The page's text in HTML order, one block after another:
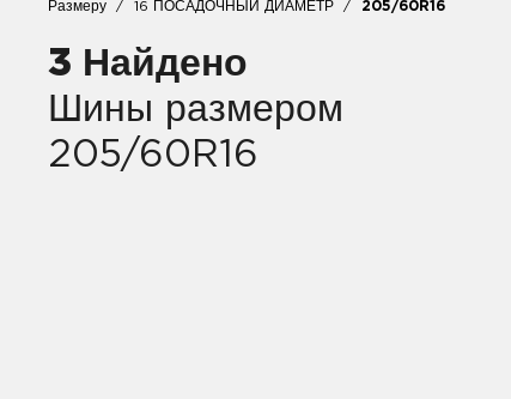
Размеру
/ 16 ПОСАДОЧНЫЙ ДИАМЕТР / 205/60R16
3 Найдено
Шины размером
205/60R16